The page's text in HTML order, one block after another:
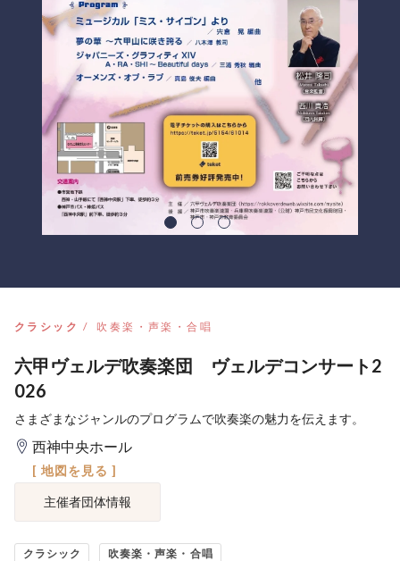
クラシック 吹奏楽・声楽・合唱
六甲ヴェルデ吹奏楽団 ヴェルデコンサート2
026
さまざまなジャンルのプログラムで吹奏楽の魅力を伝えます。
西神中央ホール
[ 地図を見る ]
主催者団体情報
クラシック 吹奏楽・声楽・合唱